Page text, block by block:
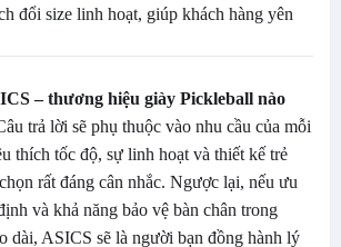
đổi size linh hoạt, giúp khách hàng yên
– thương hiệu giày Pickleball nào
trả lời sẽ phụ thuộc vào nhu cầu của mỗi
thích tốc độ, sự linh hoạt và thiết kế trẻ
rất đáng cân nhắc. Ngược lại, nếu ưu
và khả năng bảo vệ bàn chân trong
dài, ASICS sẽ là người bạn đồng hành lý